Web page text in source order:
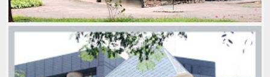
FAZENDA VELHA DO LEITÃO -